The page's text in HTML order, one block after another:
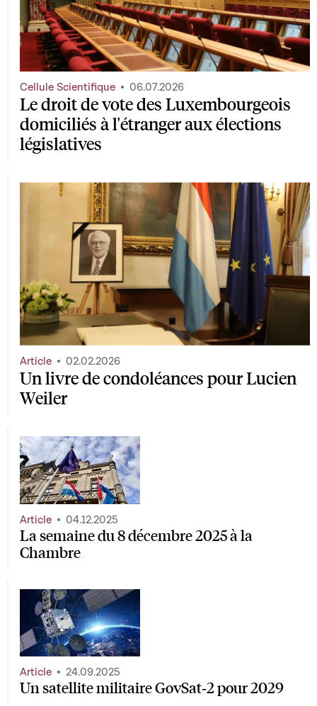
Le droit de vote des Luxembourgeois
domiciliés à l'étranger aux élections
législatives
Cellule Scientifique 06.07.2026
Un livre de condoléances pour Lucien
Weiler
Article 02.02.2026
La semaine du 8 décembre 2025 à la
Chambre
Article 04.12.2025
Un satellite militaire GovSat‑2 pour 2029
Article 24.09.2025